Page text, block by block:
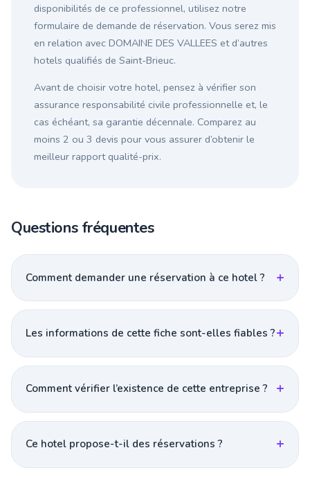
disponibilités de ce professionnel, utilisez notre
formulaire de demande de réservation. Vous serez mis
en relation avec DOMAINE DES VALLEES et d’autres
hotels qualifiés de Saint-Brieuc.
Avant de choisir votre hotel, pensez à vérifier son
assurance responsabilité civile professionnelle et, le
cas échéant, sa garantie décennale. Comparez au
moins 2 ou 3 devis pour vous assurer d’obtenir le
meilleur rapport qualité-prix.
Questions fréquentes
Comment demander une réservation à ce hotel ?
Les informations de cette fiche sont-elles fiables ?
Comment vérifier l’existence de cette entreprise ?
Ce hotel propose-t-il des réservations ?